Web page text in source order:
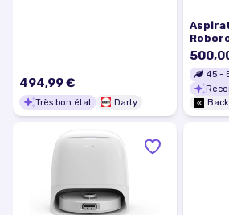
494,99 €
Très bon état Darty
45 -